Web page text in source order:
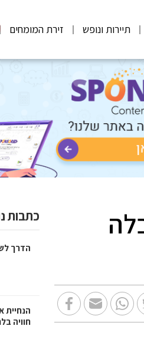
תיירות ונופש זירת המומחים
כתבות
הדרך
הנחיית
חוויה